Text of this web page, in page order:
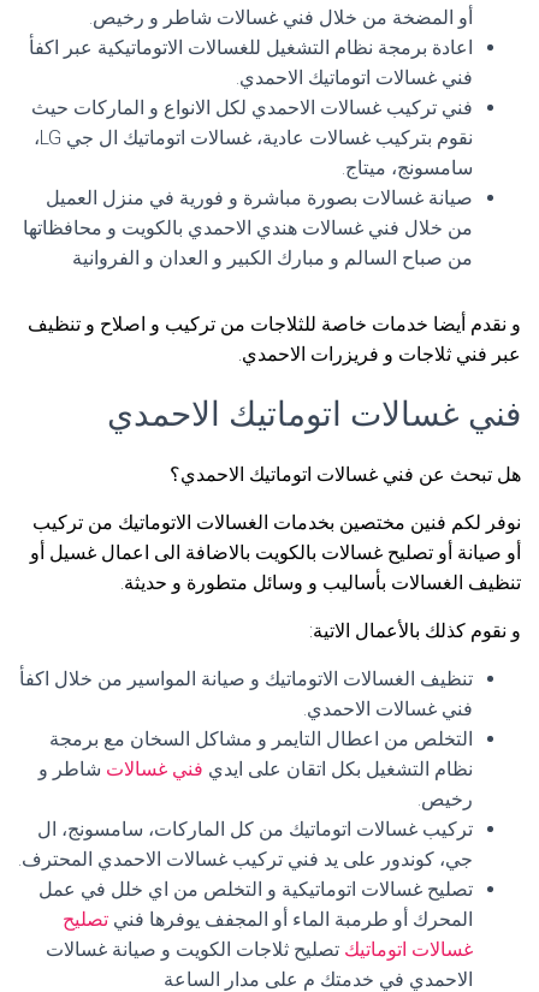
أو المضخة من خلال فني غسالات شاطر و رخيص.
اعادة برمجة نظام التشغيل للغسالات الاتوماتيكية عبر اكفأ
فني غسالات اتوماتيك الاحمدي.
فني تركيب غسالات الاحمدي لكل الانواع و الماركات حيث
نقوم بتركيب غسالات عادية، غسالات اتوماتيك ال جي LG،
سامسونج، ميتاج.
صيانة غسالات بصورة مباشرة و فورية في منزل العميل
من خلال فني غسالات هندي الاحمدي بالكويت و محافظاتها
من صباح السالم و مبارك الكبير و العدان و الفروانية
و نقدم أيضا خدمات خاصة للثلاجات من تركيب و اصلاح و تنظيف
عبر فني ثلاجات و فريزرات الاحمدي.
فني غسالات اتوماتيك الاحمدي
هل تبحث عن فني غسالات اتوماتيك الاحمدي؟
نوفر لكم فنين مختصين بخدمات الغسالات الاتوماتيك من تركيب
أو صيانة أو تصليح غسالات بالكويت بالاضافة الى اعمال غسيل أو
تنظيف الغسالات بأساليب و وسائل متطورة و حديثة.
و نقوم كذلك بالأعمال الاتية:
تنظيف الغسالات الاتوماتيك و صيانة المواسير من خلال اكفأ
فني غسالات الاحمدي.
التخلص من اعطال التايمر و مشاكل السخان مع برمجة
نظام التشغيل بكل اتقان على ايدي فني غسالات شاطر و
رخيص.
تركيب غسالات اتوماتيك من كل الماركات، سامسونج، ال
جي، كوندور على يد فني تركيب غسالات الاحمدي المحترف.
تصليح غسالات اتوماتيكية و التخلص من اي خلل في عمل
المحرك أو طرمبة الماء أو المجفف يوفرها فني تصليح
غسالات اتوماتيك تصليح ثلاجات الكويت و صيانة غسالات
الاحمدي في خدمتك م على مدار الساعة